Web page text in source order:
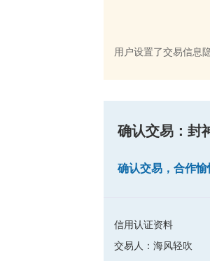
用户设置了交易信息
确认交易：封
确认交易，合作愉
信用认证资料
交易人：海风轻吹